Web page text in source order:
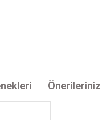
Önerileriniz